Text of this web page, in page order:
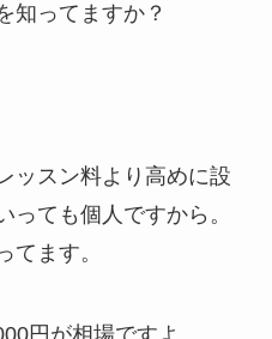
知ってますか？
ッスン料より高めに設
っても個人ですから。
てます。
円が相場ですよ。